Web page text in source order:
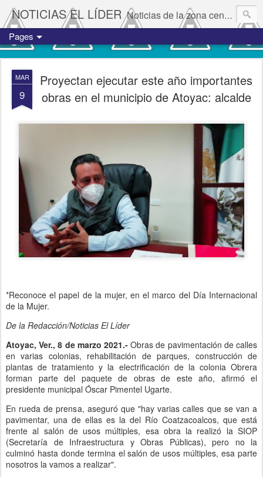
NOTICIAS EL LÍDER Noticias de la zona centro del estado de Veracruz.
Pages
MAR
9
Proyectan ejecutar este año importantes
obras en el municipio de Atoyac: alcalde
*Reconoce el papel de la mujer, en el marco del Día Internacional
de la Mujer.
De la Redacción/Noticias El Líder
Atoyac, Ver., 8 de marzo 2021.-Obras de pavimentación de calles
en varias colonias, rehabilitación de parques, construcción de
plantas de tratamiento y la electrificación de la colonia Obrera
forman parte del paquete de obras de este año, afirmó el
presidente municipal Óscar Pimentel Ugarte.
En rueda de prensa, aseguró que "hay varias calles que se van a
pavimentar, una de ellas es la del Río Coatzacoalcos, que está
frente al salón de usos múltiples, esa obra la realizó la SIOP
(Secretaría de Infraestructura y Obras Públicas), pero no la
culminó hasta donde termina el salón de usos múltiples, esa parte
nosotros la vamos a realizar".